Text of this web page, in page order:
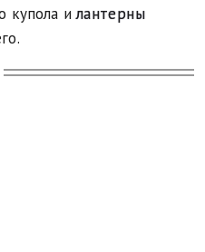
купола илантерны